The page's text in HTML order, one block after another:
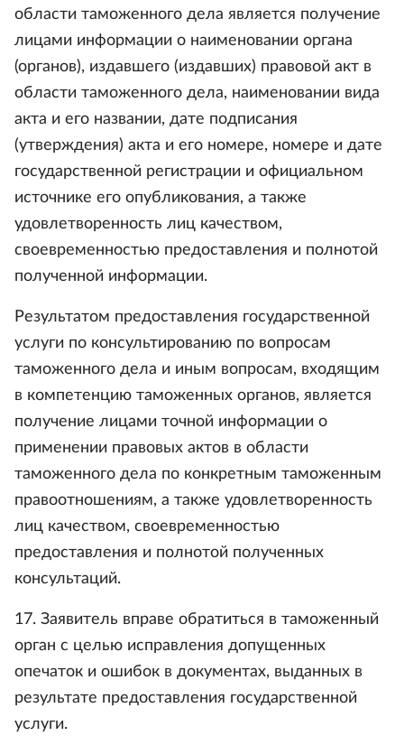
области таможенного дела является получение
лицами информации о наименовании органа
(органов), издавшего (издавших) правовой акт в
области таможенного дела, наименовании вида
акта и его названии, дате подписания
(утверждения) акта и его номере, номере и дате
государственной регистрации и официальном
источнике его опубликования, а также
удовлетворенность лиц качеством,
своевременностью предоставления и полнотой
полученной информации.
Результатом предоставления государственной
услуги по консультированию по вопросам
таможенного дела и иным вопросам, входящим
в компетенцию таможенных органов, является
получение лицами точной информации о
применении правовых актов в области
таможенного дела по конкретным таможенным
правоотношениям, а также удовлетворенность
лиц качеством, своевременностью
предоставления и полнотой полученных
консультаций.
17. Заявитель вправе обратиться в таможенный
орган с целью исправления допущенных
опечаток и ошибок в документах, выданных в
результате предоставления государственной
услуги.